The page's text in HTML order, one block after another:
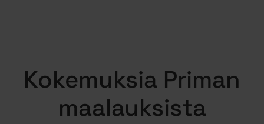
Kokemuksia Priman
maalauksista